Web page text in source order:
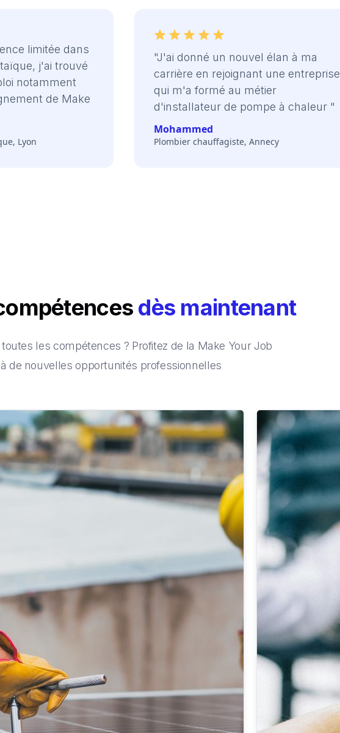
limitée dans
j'ai trouvé
notamment
de Make
Lyon
"J'ai donné un nouvel élan à ma
carrière en rejoignant une entreprise
qui m'a formé au métier
d'installateur de pompe à chaleur "
Mohammed
Plombier chauffagiste, Annecy
dès maintenant
les compétences ? Profitez de la Make Your Job
de nouvelles opportunités professionnelles